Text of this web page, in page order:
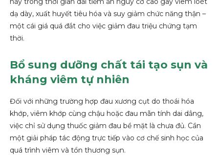
dạ dày, xuất huyết tiêu hóa và suy giảm chức năng thận –
một cái giá quá đắt cho việc giảm đau triệu chứng tạm
thời.
Bổ sung dưỡng chất tái tạo sụn và
kháng viêm tự nhiên
Đối với những trường hợp đau xương cụt do thoái hóa
khớp, viêm khớp cùng chậu hoặc đau mãn tính dai dẳng,
việc chỉ sử dụng thuốc giảm đau bề mặt là chưa đủ. Cần
một giải pháp tác động trực tiếp vào cơ chế sinh học của
quá trình viêm và tổn thương sụn.